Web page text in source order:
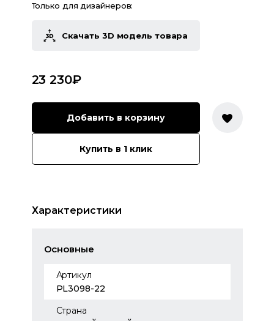
Только для дизайнеров:
Скачать 3D модель товара
23 230₽
Добавить в корзину
Купить в 1 клик
Характеристики
Основные
Артикул
PL3098-22
Страна